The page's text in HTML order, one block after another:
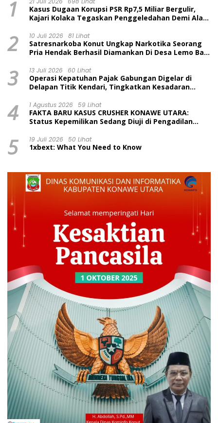
1
Kasus Dugaan Korupsi PSR Rp7,5 Miliar Bergulir,
Kajari Kolaka Tegaskan Penggeledahan Demi Alat
2 10 Juli 2026 81 Lihat
Satresnarkoba Konut Ungkap Narkotika Seorang
Pria Hendak Berhasil Diamankan Di Desa Lemo Bajo
3 13 Juli 2026 60 Lihat
Operasi Kepatuhan Pajak Gabungan Digelar di
Delapan Titik Kendari, Tingkatkan Kesadaran
4 1 Agustus 2026 59 Lihat
FAKTA BARU KASUS CRUSHER KONAWE UTARA:
Status Kepemilikan Sedang Diuji di Pengadilan
Dinilai Prematur
5 19 Juli 2026 50 Lihat
1xbext: What You Need to Know